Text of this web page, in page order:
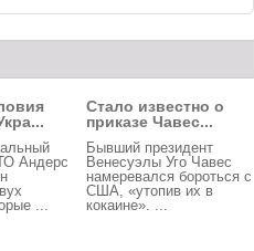
Андерс
...
Стало известно о
приказе Чавес...
Бывший президент
Венесуэлы Уго Чавес
намеревался бороться с
США, «утопив их в
кокаине». ...